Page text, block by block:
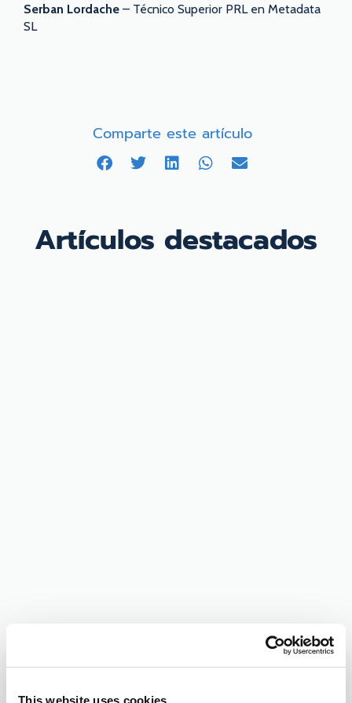
This website uses cookies
Serban Lordache – Técnico Superior PRL en Metadata
SL
Comparte este artículo
Artículos destacados